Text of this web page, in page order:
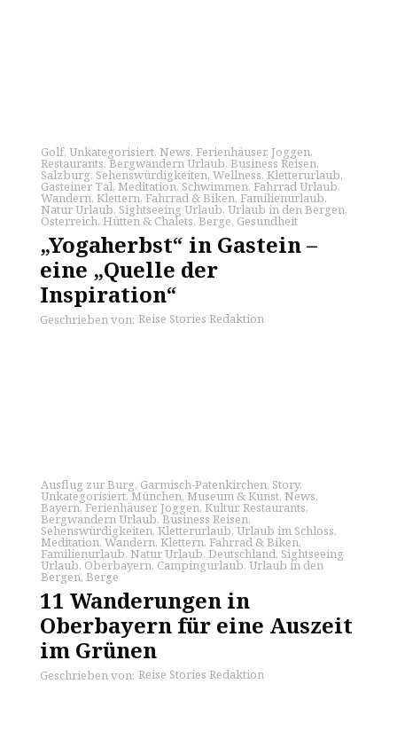
Golf, Unkategorisiert, News, Ferienhäuser, Joggen,
Restaurants,Bergwandern Urlaub, Business Reisen,
Salzburg, Sehenswürdigkeiten, Wellness, Kletterurlaub,
Gasteiner Tal, Meditation, Schwimmen, Fahrrad Urlaub,
Wandern, Klettern, Fahrrad & Biken, Familienurlaub,
Natur Urlaub, Sightseeing Urlaub, Urlaub in den Bergen,
Österreich, Hütten & Chalets, Berge, Gesundheit
„Yogaherbst“ in Gastein –
eine „Quelle der
Inspiration“
Geschrieben von: Reise Stories Redaktion
Ausflug zur Burg, Garmisch-Patenkirchen, Story,
Unkategorisiert,München, Museum & Kunst, News,
Bayern,Ferienhäuser, Joggen, Kultur, Restaurants,
Bergwandern Urlaub,Business Reisen,
Sehenswürdigkeiten, Kletterurlaub, Urlaub im Schloss,
Meditation, Wandern, Klettern, Fahrrad & Biken,
Familienurlaub, Natur Urlaub, Deutschland, Sightseeing
Urlaub, Oberbayern, Campingurlaub, Urlaub in den
Bergen, Berge
11 Wanderungen in
Oberbayern für eine Auszeit
im Grünen
Geschrieben von: Reise Stories Redaktion